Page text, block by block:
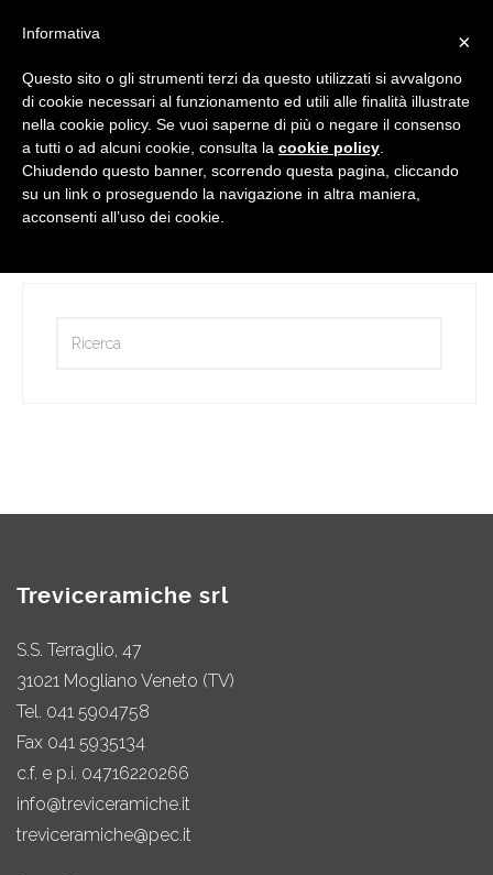
Lavoriamo con gli esperti
Treviceramiche srl
S.S. Terraglio, 47
31021 Mogliano Veneto (TV)
Tel. 041 5904758
Fax 041 5935134
c.f. e p.i. 04716220266
info@treviceramiche.it
treviceramiche@pec.it
×
Informativa
Questo sito o gli strumenti terzi da questo utilizzati si avvalgono
di cookie necessari al funzionamento ed utili alle finalità illustrate
nella cookie policy. Se vuoi saperne di più o negare il consenso
a tutti o ad alcuni cookie, consulta la cookie policy
Chiudendo questo banner, scorrendo questa pagina, cliccando
su un link o proseguendo la navigazione in altra maniera,
acconsenti all’uso dei cookie.